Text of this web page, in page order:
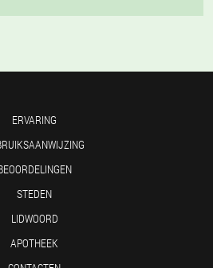
ERVARING
STEDEN
LIDWOORD
APOTHEEK